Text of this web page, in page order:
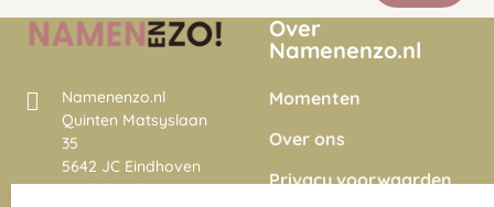
Namenenzo.nl
Quinten Matsyslaan
35
5642 JC Eindhoven
Nederland
Over
Namenenzo.nl
Momenten
Over ons
Privacy voorwaarden